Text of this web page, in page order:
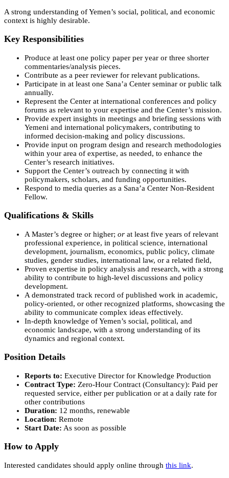
A strong understanding of Yemen’s social, political, and economic
context is highly desirable.
Key Responsibilities
Produce at least one policy paper per year or three shorter
commentaries/analysis pieces.
Contribute as a peer reviewer for relevant publications.
Participate in at least one Sana’a Center seminar or public talk
annually.
Represent the Center at international conferences and policy
forums as relevant to your expertise and the Center’s mission.
Provide expert insights in meetings and briefing sessions with
Yemeni and international policymakers, contributing to
informed decision-making and policy discussions.
Provide input on program design and research methodologies
within your area of expertise, as needed, to enhance the
Center’s research initiatives.
Support the Center’s outreach by connecting it with
policymakers, scholars, and funding opportunities.
Respond to media queries as a Sana’a Center Non-Resident
Fellow.
Qualifications & Skills
A Master’s degree or higher; or at least five years of relevant
professional experience, in political science, international
development, journalism, economics, public policy, climate
studies, gender studies, international law, or a related field,
Proven expertise in policy analysis and research, with a strong
ability to contribute to high-level discussions and policy
development.
A demonstrated track record of published work in academic,
policy-oriented, or other recognized platforms, showcasing the
ability to communicate complex ideas effectively.
In-depth knowledge of Yemen’s social, political, and
economic landscape, with a strong understanding of its
dynamics and regional context.
Position Details
Reports to: Executive Director for Knowledge Production
Contract Type: Zero-Hour Contract (Consultancy): Paid per
requested service, either per publication or at a daily rate for
other contributions
Duration: 12 months, renewable
Location: Remote
Start Date: As soon as possible
How to Apply
Interested candidates should apply online through this link.